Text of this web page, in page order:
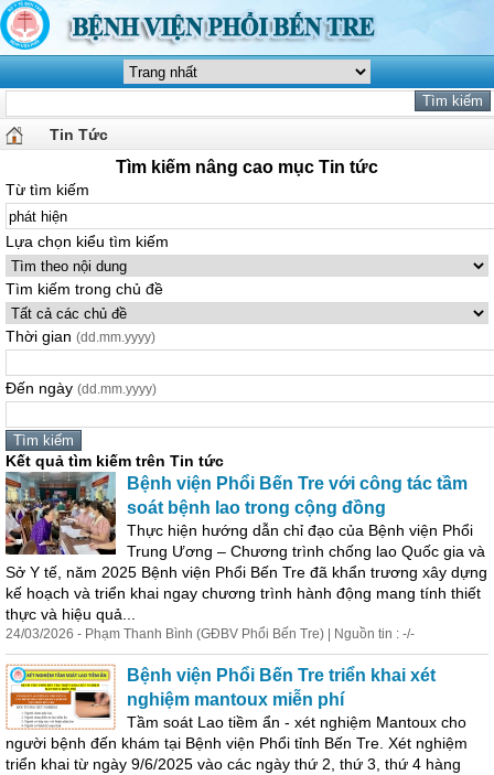
Tin Tức
Tìm kiếm nâng cao mục Tin tức
Từ tìm kiếm
Lựa chọn kiểu tìm kiếm
Tìm kiếm trong chủ đề
Thời gian (dd.mm.yyyy)
Đến ngày (dd.mm.yyyy)
Kết quả tìm kiếm trên Tin tức
Bệnh viện Phổi Bến Tre với công tác tầm
soát bệnh lao trong cộng đồng
Thực hiện hướng dẫn chỉ đạo của Bệnh viện Phổi
Trung Ương – Chương trình chống lao Quốc gia và
Sở Y tế, năm 2025 Bệnh viện Phổi Bến Tre đã khẩn trương xây dựng
kế hoạch và triển khai ngay chương trình hành động mang tính thiết
thực và hiệu quả...
24/03/2026 - Phạm Thanh Bình (GĐBV Phổi Bến Tre) | Nguồn tin : -/-
Bệnh viện Phổi Bến Tre triển khai xét
nghiệm mantoux miễn phí
Tầm soát Lao tiềm ẩn - xét nghiệm Mantoux cho
người bệnh đến khám tại Bệnh viện Phổi tỉnh Bến Tre. Xét nghiệm
triển khai từ ngày 9/6/2025 vào các ngày thứ 2, thứ 3, thứ 4 hàng